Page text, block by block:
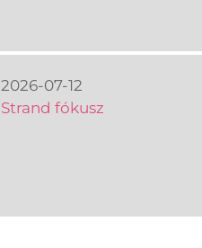
2026-07-12
Strand fókusz